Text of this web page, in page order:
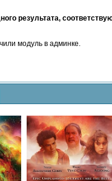
результата,
модуль в админке.